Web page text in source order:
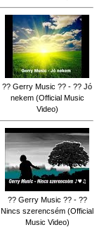
?? Gerry Music ?? - ?? Jó
nekem (Official Music
Video)
?? Gerry Music ?? - ??
Nincs szerencsém (Official
Music Video)